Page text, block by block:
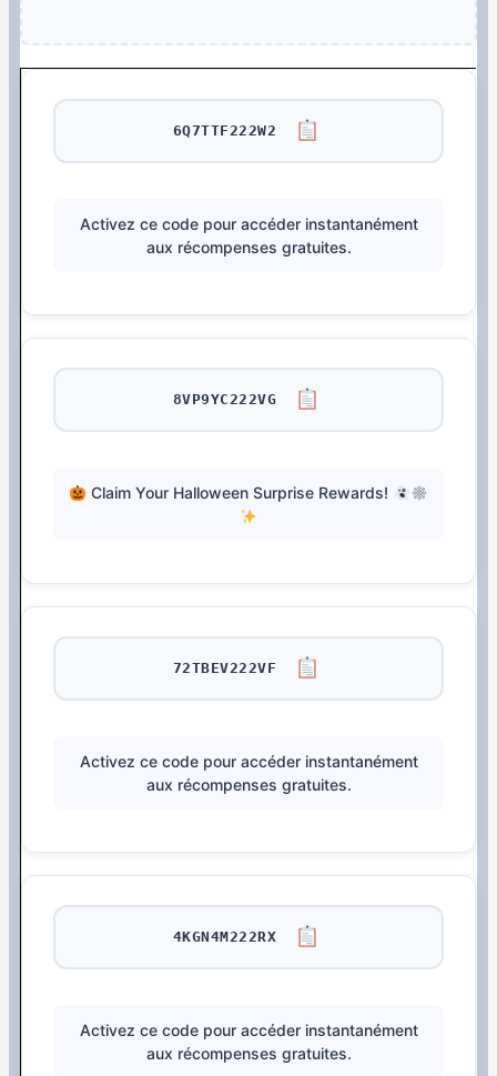
6Q7TTF222W2
Activez ce code pour accéder instantanément
aux récompenses gratuites.
8VP9YC222VG
Claim Your Halloween Surprise Rewards!
72TBEV222VF
Activez ce code pour accéder instantanément
aux récompenses gratuites.
4KGN4M222RX
Activez ce code pour accéder instantanément
aux récompenses gratuites.